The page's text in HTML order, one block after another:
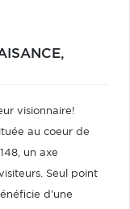
visionnaire!
au coeur de
un axe
Seul point
d'une